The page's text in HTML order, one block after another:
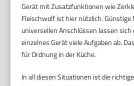
Gerät mit Zusatzfunktionen wie
Fleischwolf ist hier nützlich. Günstige
universellen Anschlüssen lassen
einzelnes Gerät viele Aufgaben ab.
für Ordnung in der Küche.
In all diesen Situationen ist die